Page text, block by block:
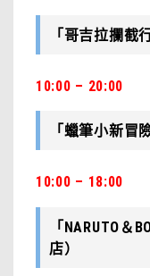
「哥吉拉攔截
10:00 – 20:00
「蠟筆小新冒
10:00 – 18:00
「NARUTO＆
店）